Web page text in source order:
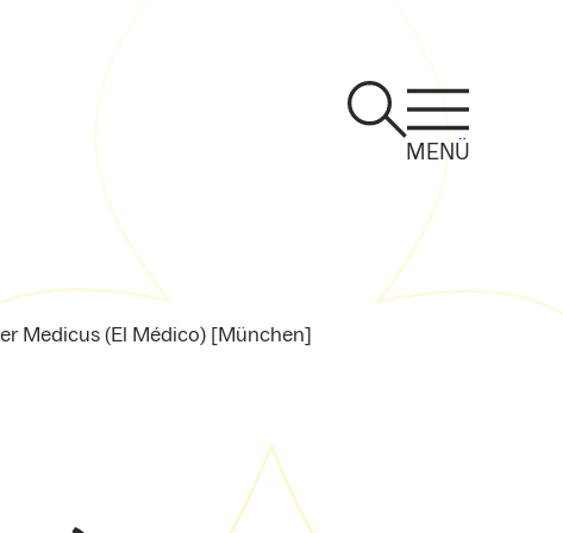
MENÜ
Medicus (El Médico) [München]